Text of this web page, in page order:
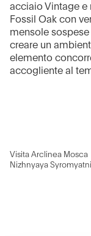
acciaio Vintage e
Fossil Oak con
mensole
creare un
elemento
accogliente al
Visita Arclinea Mosca
Nizhnyaya